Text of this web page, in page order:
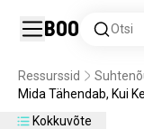
Boo Otsi
Ressurssid
Mida Tähendab, Kui
Kokkuvõte